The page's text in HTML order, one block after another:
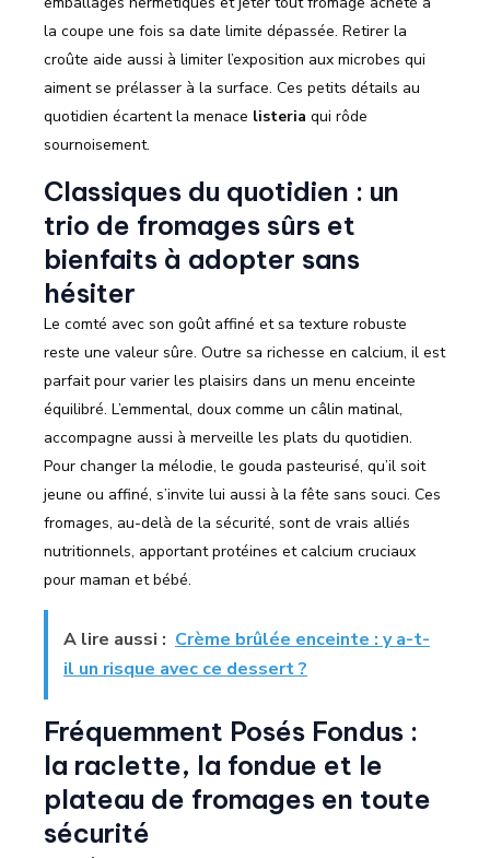
la coupe une fois sa date limite dépassée. Retirer la
croûte aide aussi à limiter l’exposition aux microbes qui
aiment se prélasser à la surface. Ces petits détails au
quotidien écartent la menace listeria qui rôde
sournoisement.
Classiques du quotidien : un
trio de fromages sûrs et
bienfaits à adopter sans
hésiter
Le comté avec son goût affiné et sa texture robuste
reste une valeur sûre. Outre sa richesse en calcium, il est
parfait pour varier les plaisirs dans un menu enceinte
équilibré. L’emmental, doux comme un câlin matinal,
accompagne aussi à merveille les plats du quotidien.
Pour changer la mélodie, le gouda pasteurisé, qu’il soit
jeune ou affiné, s’invite lui aussi à la fête sans souci. Ces
fromages, au-delà de la sécurité, sont de vrais alliés
nutritionnels, apportant protéines et calcium cruciaux
pour maman et bébé.
A lire aussi : Crème brûlée enceinte : y a-t-
il un risque avec ce dessert ?
Fréquemment Posés Fondus :
la raclette, la fondue et le
plateau de fromages en toute
sécurité